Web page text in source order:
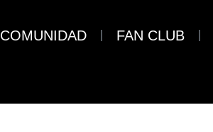
COMUNIDAD FAN CLUB